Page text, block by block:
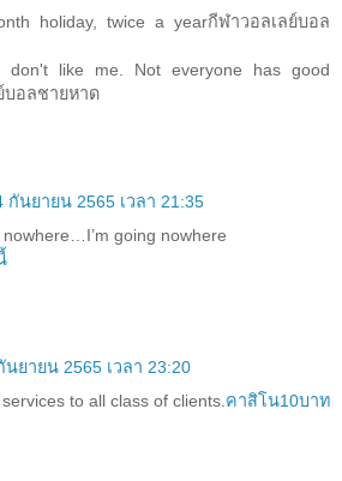
holiday, twice a yearกีฬาวอลเลย์บอล
like me. Not everyone has good
บอลชายหาด
กันยายน 2565 เวลา 21:35
going nowhere
นยายน 2565 เวลา 23:20
to all class of clients.คาสิโน10บาท